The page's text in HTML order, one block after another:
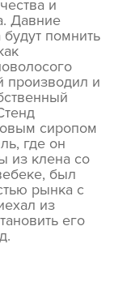
и
Давние
помнить
производил и
сиропом
где он
из клена со
был
рынка с
из
его